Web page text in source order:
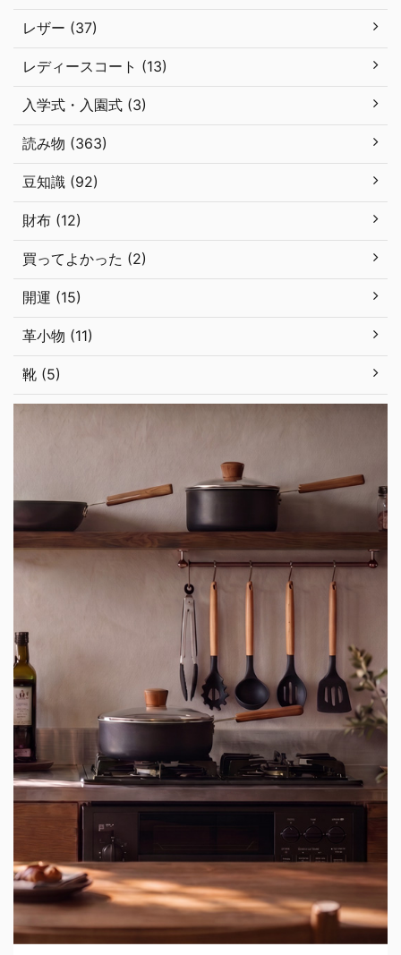
レザー (37)
レディースコート (13)
入学式・入園式 (3)
読み物 (363)
豆知識 (92)
財布 (12)
買ってよかった (2)
開運 (15)
革小物 (11)
靴 (5)